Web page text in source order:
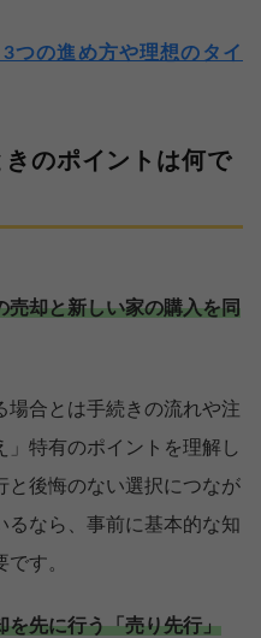
つの進め方や理想のタイ
のポイントは何で
売却と新しい家の購入を同
場合とは手続きの流れや注
特有のポイントを理解し
と後悔のない選択につなが
るなら、事前に基本的な知
す。
を先に行う「売り先行」